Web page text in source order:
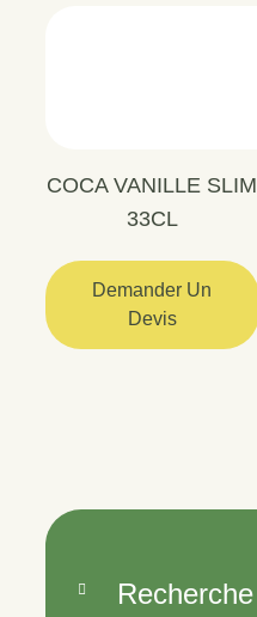
COCA VANILLE SLIM
33CL
Demander Un
Devis
Recherche